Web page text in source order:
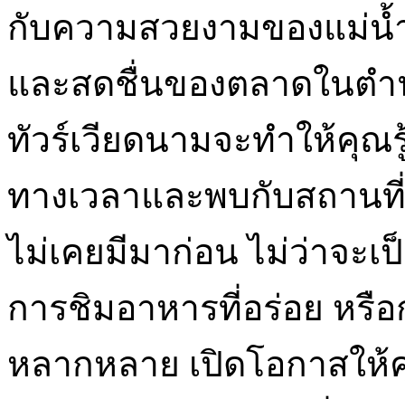
กับความสวยงามของแม่
และสดชื่นของตลาดในต
ทัวร์เวียดนามจะทำให้คุณ
ทางเวลาและพบกับสถาน
ไม่เคยมีมาก่อน ไม่ว่าจะ
การชิมอาหารที่อร่อย หรื
หลากหลาย เปิดโอกาสใ